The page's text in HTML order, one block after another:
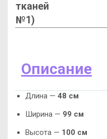
тканей
№1)
Описание
Длина — 48 см
Ширина — 99 см
Высота — 100 см